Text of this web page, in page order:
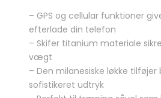
– GPS og cellular funktioner
efterlade din telefon
– Skifer titanium materiale
vægt
– Den milanesiske løkke
sofistikeret udtryk